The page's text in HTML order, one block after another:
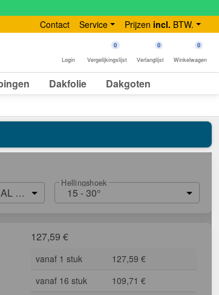
Contact Service Prijzen incl. BTW.
Login
0
Vergelijkingslijst
0
Verlanglijst
0
Winkelwagen
Dakfolie Dakgoten
8014)
Hellingshoek
15 - 30°
127,59 €
vanaf 1 stuk
127,59 €
vanaf 16 stuk
109,71 €